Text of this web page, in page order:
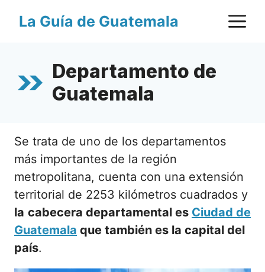
La Guía de Guatemala
Departamento de
Guatemala
Se trata de uno de los departamentos
más importantes de la región
metropolitana, cuenta con una extensión
territorial de 2253 kilómetros cuadrados y
la cabecera departamental es Ciudad de
Guatemala que también es la capital del
país.